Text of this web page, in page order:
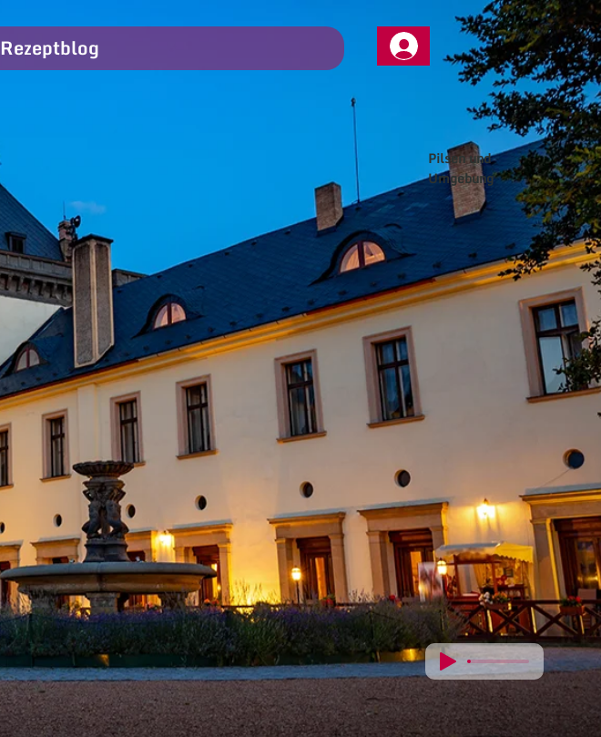
Rezeptblog
Pilsen und
Umgebung
geheimnisv
ollste
Schloss in
Tschechien
Schloss Zbiroh